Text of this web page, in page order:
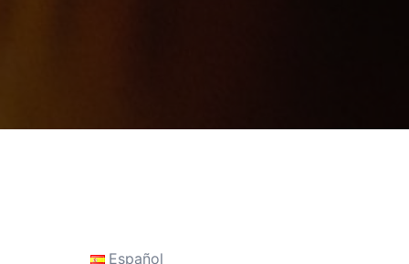
Español